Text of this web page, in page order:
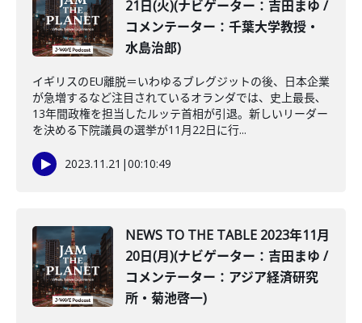
21日(火)(ナビゲーター：吉田まゆ /
コメンテーター：千葉大学教授・
水島治郎)
イギリスのEU離脱＝いわゆるブレグジットの後、日本企業
が急増するなど注目されているオランダでは、史上最長､
13年間政権を担当したルッテ首相が引退。新しいリーダー
を決める下院議員の選挙が11月22日に行...
2023.11.21 |00:10:49
NEWS TO THE TABLE 2023年11月
20日(月)(ナビゲーター：吉田まゆ /
コメンテーター：アジア経済研究
所・菊池啓一)